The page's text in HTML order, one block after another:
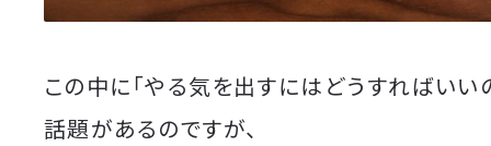
この中に「やる気を出すにはどうすればいい
話題があるのですが、